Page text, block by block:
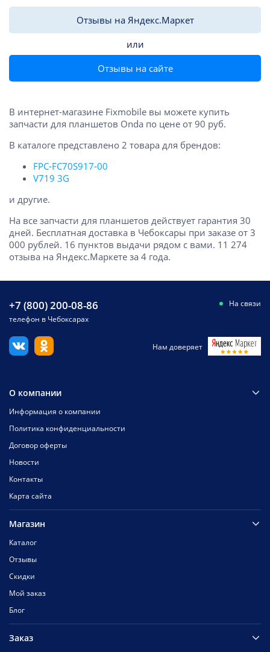
Отзывы на Яндекс.Маркет
или
Отзывы на сайте
В интернет-магазине Fixmobile вы можете купить
запчасти для планшетов Onda по цене от 90 руб.
В каталоге представлено 2 товара для брендов:
FPC-FC70S917-00
V719 3G
и другие.
На все запчасти для планшетов действует гарантия 30
дней. Бесплатная доставка в Чебоксары при заказе от 3
000 рублей. 16 пунктов выдачи рядом с вами. 11 274
отзыва на Яндекс.Маркете за 4 года.
+7 (800) 200-08-86
телефон в Чебоксарах
На связи
Нам доверяет
О компании
Информация о компании
Политика конфиденциальности
Договор оферты
Новости
Контакты
Карта сайта
Магазин
Каталог
Отзывы
Скидки
Мой заказ
Блог
Заказ